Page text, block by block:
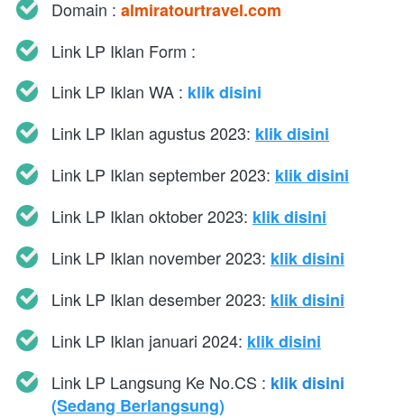
Domain : almiratourtravel.com
Link LP Iklan Form :
Link LP Iklan WA : klik disini
Link LP Iklan agustus 2023: klik disini
Link LP Iklan september 2023: klik disini
Link LP Iklan oktober 2023: klik disini
Link LP Iklan november 2023: klik disini
Link LP Iklan desember 2023: klik disini
Link LP Iklan januari 2024: klik disini
Link LP Langsung Ke No.CS : klik disini
(Sedang Berlangsung)